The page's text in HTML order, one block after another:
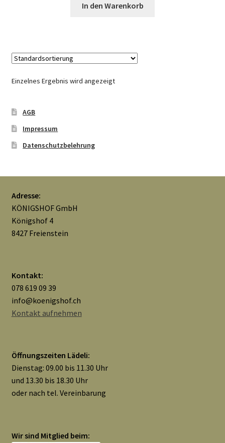
Galerie
In den Warenkorb
Einzelnes Ergebnis wird angezeigt
AGB
Impressum
Datenschutzbelehrung
Adresse:
KÖNIGSHOF GmbH
Königshof 4
8427 Freienstein
Kontakt:
078 619 09 39
info@koenigshof.ch
Kontakt aufnehmen
Öffnungszeiten Lädeli:
Dienstag: 09.00 bis 11.30 Uhr
und 13.30 bis 18.30 Uhr
oder nach tel. Vereinbarung
Wir sind Mitglied beim: